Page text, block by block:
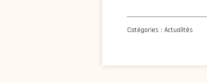
Catégories : Actualités